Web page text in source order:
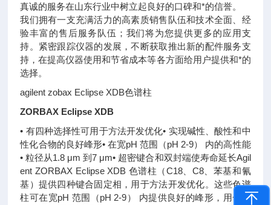
真诚的服务在山东行业中树立起良好的口碑和*的信誉。
我们拥有一支充满活力的高素质销售队伍和技术全面、经
验丰富的售后服务队伍；我们将为您提供更多的应用支
持。紧密跟踪仪器的发展，不断获取推出新的配件服务支
持，在提高仪器使用和节省成本等各方面给用户提供和*的
选择。
agilent zobax Eclipse XDB色谱柱
ZORBAX Eclipse XDB
• 有四种选择性可用于方法开发优化• 实现碱性、酸性和中
性化合物的良好峰形• 在宽pH 范围（pH 2-9） 内的高性能
• 粒径从1.8 μm 到7 μm• 超密键合和双封端使寿命延长Agil
ent ZORBAX Eclipse XDB 色谱柱（C18、C8、苯基和氰
基）提供四种键合固定相，用于方法开发优化。这些色谱
柱可在宽pH 范围（pH 2-9） 内提供良好的峰形，用一系